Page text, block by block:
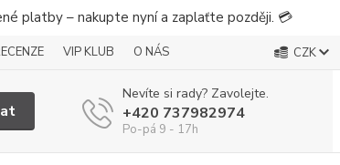
platby – nakupte nyní a zaplaťte později. 💳
VIP KLUB O NÁS CZK
Nevíte si rady? Zavolejte.
+420 737982974
Po-pá 9 - 17h